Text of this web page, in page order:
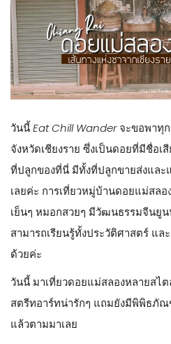
วันนี้Eat Chill Wanderจะขอพาทุ
จังหวัดเชียงราย ซึ่งเป็นดอยที่มีชื่อเ
ที่ปลูกของที่นี่ มีทั้งที่ปลูกขายส่งและ
เลยค่ะ การเที่ยวหมู่บ้านดอยแม่สล
เย็นๆ หมอกสวยๆ มีวัฒนธรรมจีนยู
สามารถเรียนรู้ทั้งประวัติศาสตร์ แ
ด้วยค่ะ
วันนี้ มาเที่ยวดอยแม่สลองหลายสไ
สตรีทอาร์ทน่ารักๆ แถมยังมีพิพิธภั
แล้วตามมาเลย